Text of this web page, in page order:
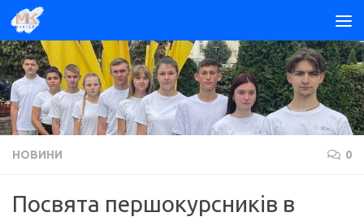
Skip to content
НОВИНИ 0
Посвята першокурсників в